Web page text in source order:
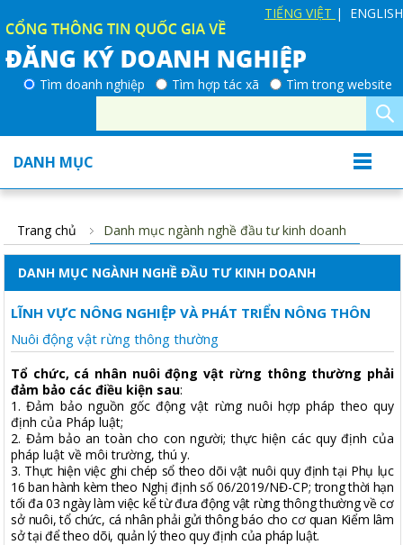
TIẾNG VIỆT | ENGLISH
Tìm doanh nghiệp Tìm hợp tác xã Tìm trong website
DANH MỤC
Trang chủ Danh mục ngành nghề đầu tư kinh doanh
DANH MỤC NGÀNH NGHỀ ĐẦU TƯ KINH DOANH
LĨNH VỰC NÔNG NGHIỆP VÀ PHÁT TRIỂN NÔNG THÔN
Nuôi động vật rừng thông thường
Tổ chức, cá nhân nuôi động vật rừng thông thường phải
đảm bảo các điều kiện sau:
1. Đảm bảo nguồn gốc động vật rừng nuôi hợp pháp theo quy
định của Pháp luật;
2. Đảm bảo an toàn cho con người; thực hiện các quy định của
pháp luật về môi trường, thú y.
3. Thực hiện việc ghi chép sổ theo dõi vật nuôi quy định tại Phụ lục
16 ban hành kèm theo Nghị địnhsố 06/2019/NĐ-CP;trong thời hạn
tối đa 03 ngày làm việc kể từ đưa động vật rừng thông thường về cơ
sở nuôi, tổ chức, cá nhân phải gửithông báo cho cơ quan Kiểm lâm
sở tại để theo dõi, quản lý theo quy định của pháp luật.